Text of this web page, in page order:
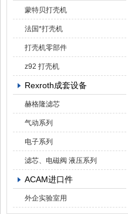
蒙特贝打壳机
法国*打壳机
打壳机零部件
z92 打壳机
Rexroth成套设备
赫格隆滤芯
气动系列
电子系列
滤芯、电磁阀 液压系列
ACAM进口件
外企实验室用